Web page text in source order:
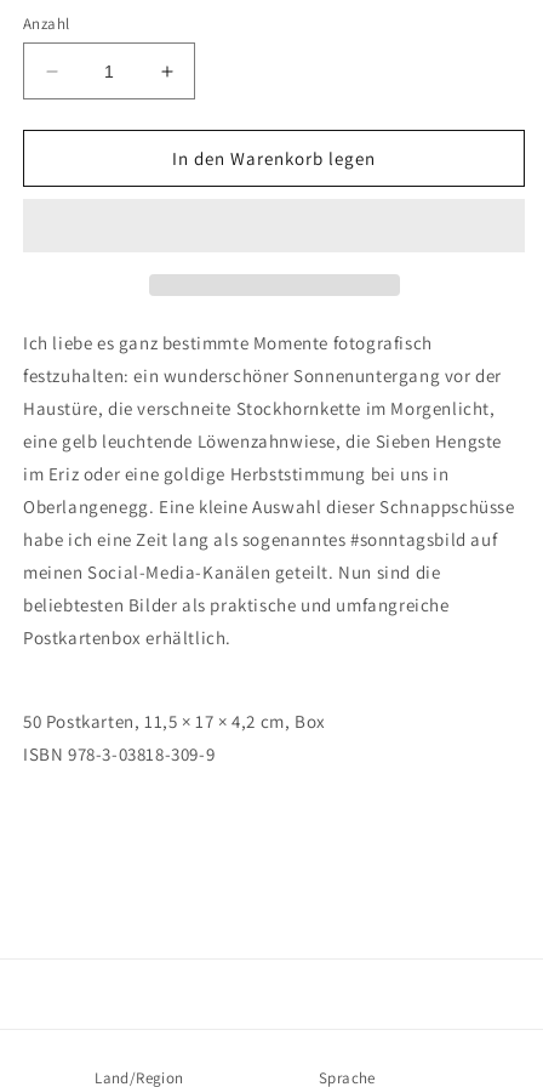
Anzahl
Verringere
die
Menge
Postkartenbox
Erhöhe
die
Menge
für
Postkartenbox
In den Warenkorb legen
Ich liebe es ganz bestimmte Momente fotografisch
festzuhalten: ein wunderschöner Sonnenuntergang vor der
Haustüre, die verschneite Stockhornkette im Morgenlicht,
eine gelb leuchtende Löwenzahnwiese, die Sieben Hengste
im Eriz oder eine goldige Herbststimmung bei uns in
Oberlangenegg. Eine kleine Auswahl dieser Schnappschüsse
habe ich eine Zeit lang als sogenanntes #sonntagsbild auf
meinen Social-Media-Kanälen geteilt. Nun sind die
beliebtesten Bilder als praktische und umfangreiche
Postkartenbox erhältlich.
50 Postkarten, 11,5 × 17 × 4,2 cm, Box
ISBN 978-3-03818-309-9
Land/Region Sprache